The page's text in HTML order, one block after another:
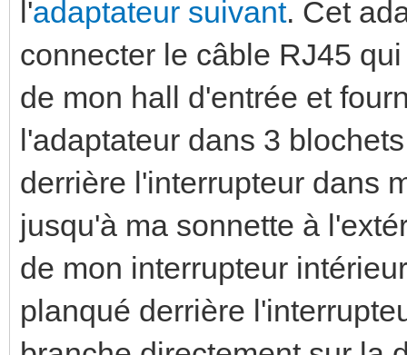
l'adaptateur suivant. Cet
connecter le câble RJ45
de mon hall d'entrée et
l'adaptateur dans 3
derrière l'interrupteur dans
jusqu'à ma sonnette à
de mon interrupteur
planqué derrière